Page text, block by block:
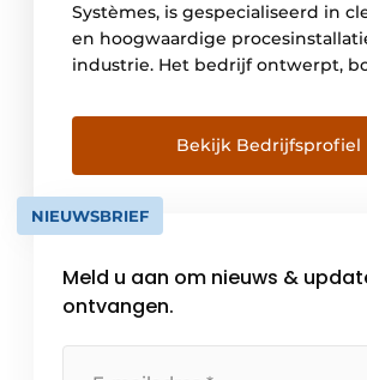
Systèmes, is gespecialiseerd in
en hoogwaardige
industrie. Het bedrijf ontwerpt,
gasdistributiesystemen voor
strenge eisen, zoals de
industrie,
fijnchemie. Met expertise in
piping, 2D- en 3D-engineering en
en orbitaallassen, realiseert […]
Bekijk Bedrijfsprofiel
NIEUWSBRIEF
Meld u aan om nieuws &
ontvangen.